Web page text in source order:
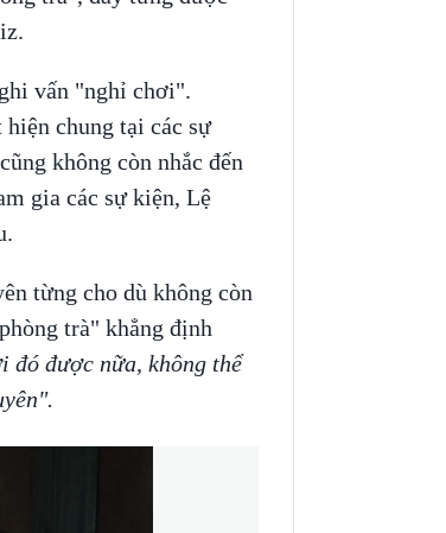
vấn "nghỉ chơi".
chung tại các sự
không còn nhắc đến
gia các sự kiện, Lệ
từng cho dù không còn
trà" khẳng định
đó được nữa, không thể